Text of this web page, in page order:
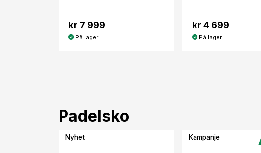
kr 7 999
På lager
kr 4 699
På lager
Padelsko
Nyhet Kampanje